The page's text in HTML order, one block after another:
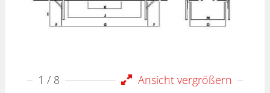
Ansicht vergrößern
1 / 8